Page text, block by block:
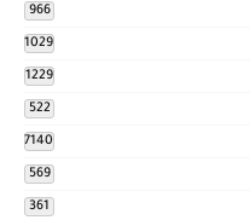
966
1029
1229
522
7140
569
361